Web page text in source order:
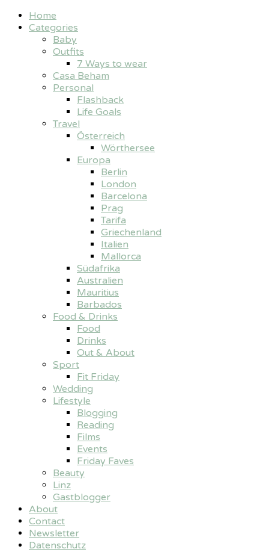
Home
Categories
Baby
Outfits
7 Ways to wear
Casa Beham
Personal
Flashback
Life Goals
Travel
Österreich
Wörthersee
Europa
Berlin
London
Barcelona
Prag
Tarifa
Griechenland
Italien
Mallorca
Südafrika
Australien
Mauritius
Barbados
Food & Drinks
Food
Drinks
Out & About
Sport
Fit Friday
Wedding
Lifestyle
Blogging
Reading
Films
Events
Friday Faves
Beauty
Linz
Gastblogger
About
Contact
Newsletter
Datenschutz